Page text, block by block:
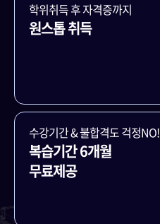
학위취득 후 자격증까지
원스톱 취득
수강기간 & 불합격도 걱정NO!
복습기간 6개월
무료제공